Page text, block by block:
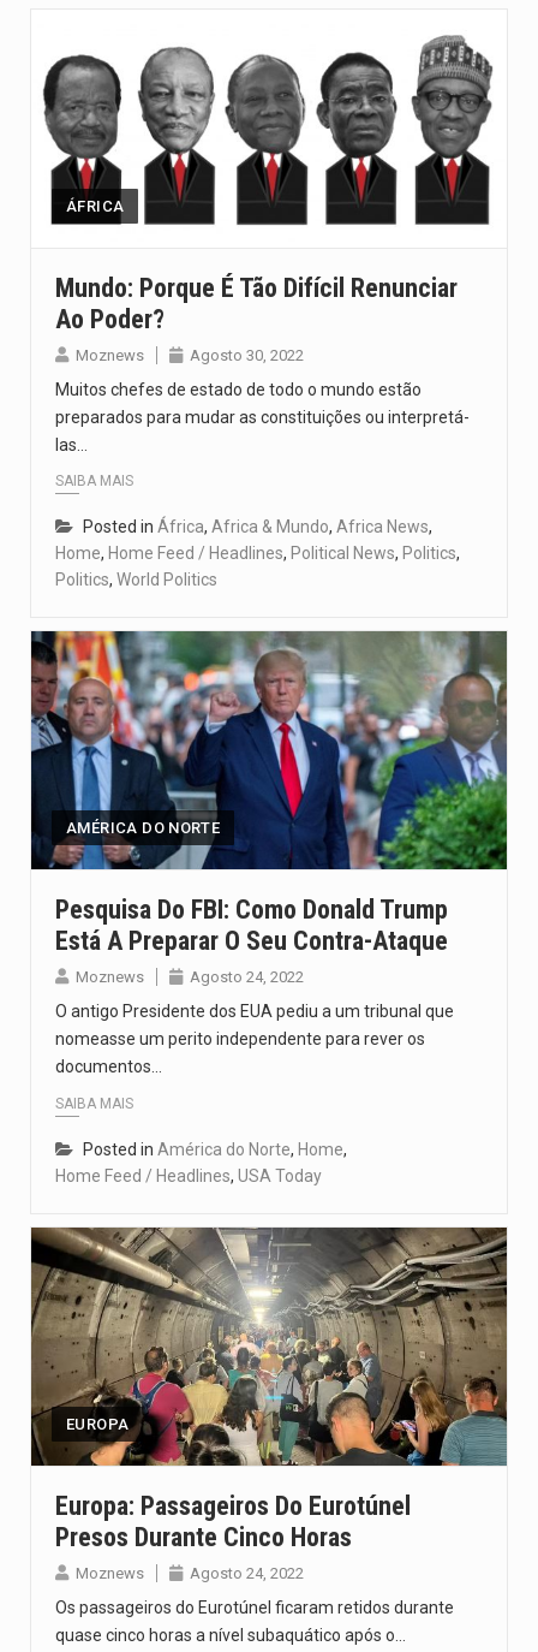
ÁFRICA
Mundo: Porque É Tão Difícil Renunciar
Ao Poder?
Moznews Agosto 30, 2022
Muitos chefes de estado de todo o mundo estão
preparados para mudar as constituições ou interpretá-
las…
SAIBA MAIS
Posted in África, Africa & Mundo, Africa News,
Home, Home Feed / Headlines, Political News, Politics,
Politics, World Politics
AMÉRICA DO NORTE
Pesquisa Do FBI: Como Donald Trump
Está A Preparar O Seu Contra-Ataque
Moznews Agosto 24, 2022
O antigo Presidente dos EUA pediu a um tribunal que
nomeasse um perito independente para rever os
documentos…
SAIBA MAIS
Posted in América do Norte, Home,
Home Feed / Headlines, USA Today
EUROPA
Europa: Passageiros Do Eurotúnel
Presos Durante Cinco Horas
Moznews Agosto 24, 2022
Os passageiros do Eurotúnel ficaram retidos durante
quase cinco horas a nível subaquático após o…